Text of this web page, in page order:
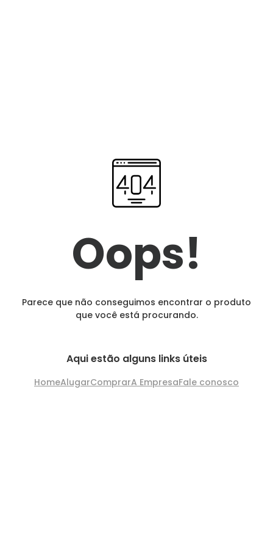
Oops!
Parece que não conseguimos encontrar o produto
que você está procurando.
Aqui estão alguns links úteis
HomeAlugarComprarA EmpresaFale conosco